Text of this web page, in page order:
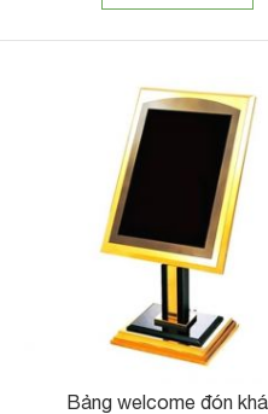
Bảng welcome đón